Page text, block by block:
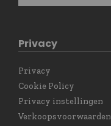
Privacy
Privacy
Cookie Policy
Privacy instellingen
Verkoopsvoorwaarden